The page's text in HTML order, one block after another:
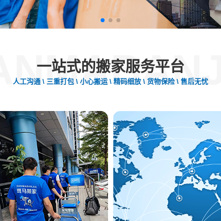
一站式的搬家服务平台
人工沟通 \ 三重打包 \ 小心搬运 \ 精码细放 \ 货物保险 \ 售后无忧